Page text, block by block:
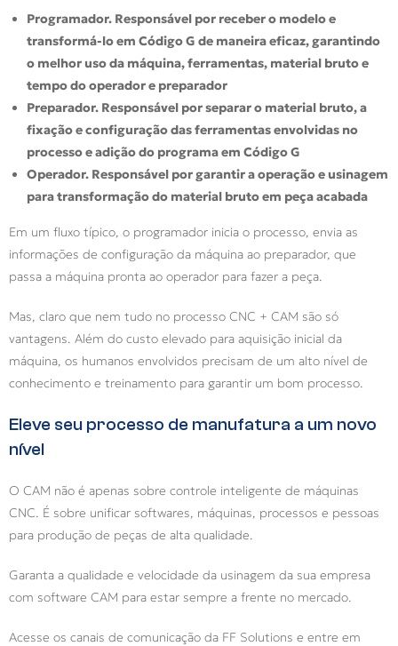
Programador. Responsável por receber o modelo e
transformá-lo em Código G de maneira eficaz, garantindo
o melhor uso da máquina, ferramentas, material bruto e
tempo do operador e preparador
Preparador. Responsável por separar o material bruto, a
fixação e configuração das ferramentas envolvidas no
processo e adição do programa em Código G
Operador. Responsável por garantir a operação e usinagem
para transformação do material bruto em peça acabada
Em um fluxo típico, o programador inicia o processo, envia as
informações de configuração da máquina ao preparador, que
passa a máquina pronta ao operador para fazer a peça.
Mas, claro que nem tudo no processo CNC + CAM são só
vantagens. Além do custo elevado para aquisição inicial da
máquina, os humanos envolvidos precisam de um alto nível de
conhecimento e treinamento para garantir um bom processo.
Eleve seu processo de manufatura a um novo
nível
O CAM não é apenas sobre controle inteligente de máquinas
CNC. É sobre unificar softwares, máquinas, processos e pessoas
para produção de peças de alta qualidade.
Garanta a qualidade e velocidade da usinagem da sua empresa
com software CAM para estar sempre a frente no mercado.
Acesse os canais de comunicação da FF Solutions e entre em